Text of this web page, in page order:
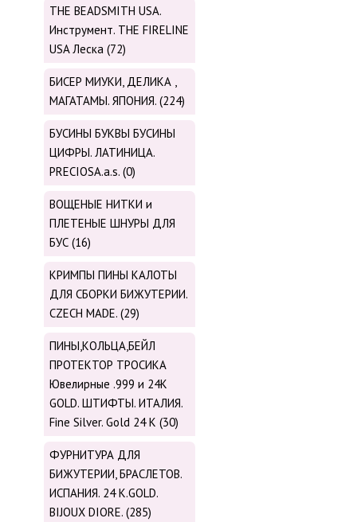
THE BEADSMITH USA.
Инструмент. THE FIRELINE
USA Леска (72)
БИСЕР МИУКИ, ДЕЛИКА ,
МАГАТАМЫ. ЯПОНИЯ. (224)
БУСИНЫ БУКВЫ БУСИНЫ
ЦИФРЫ. ЛАТИНИЦА.
PRECIOSA.a.s. (0)
ВОЩЕНЫЕ НИТКИ и
ПЛЕТЕНЫЕ ШНУРЫ ДЛЯ
БУС (16)
КРИМПЫ ПИНЫ КАЛОТЫ
ДЛЯ СБОРКИ БИЖУТЕРИИ.
CZECH MADE. (29)
ПИНЫ,КОЛЬЦА,БЕЙЛ
ПРОТЕКТОР ТРОСИКА
Ювелирные .999 и 24К
GOLD. ШТИФТЫ. ИТАЛИЯ.
Fine Silver. Gold 24 K (30)
ФУРНИТУРА ДЛЯ
БИЖУТЕРИИ, БРАСЛЕТОВ.
ИСПАНИЯ. 24 K.GOLD.
BIJOUX DIORE. (285)